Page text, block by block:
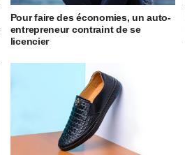
Pour faire des économies, un auto-
entrepreneur contraint de se
licencier